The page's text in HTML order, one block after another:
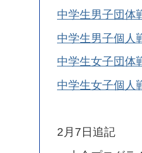
中学生男子団体
中学生男子個人
中学生女子団体
中学生女子個人
2月7日追記